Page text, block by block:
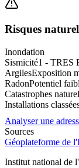
Risques
Inondation
Sismicité1 - TRES
ArgilesExposition
RadonPotentiel
Catastrophes
Installations
Analyser une
Sources
Géoplateforme de
Institut national de